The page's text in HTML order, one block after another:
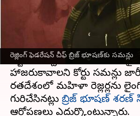
రెజ్లింగ్‌ ఫెడరేషన్‌ చీఫ్‌ బ్రిజ్‌ భూషణ్‌కు సమన్లు
ఈ వార్తాకథనం ఏంటి
భారత రెజ్లింగ్ ఫెడరేషన్చీఫ్‌ బ్రిజ్
కోర్టు షాకిచ్చింది. ఈ మేరకు జులై
హాజరుకావాలని కోర్టు సమన్లు
భారతదేశంలో మహిళా రెజ్లర్లను
గురిచేసినట్లు బ్రిజ్ భూషణ్ శరణ్
ఆరోపణలు ఎదుర్కొంటున్నారు.